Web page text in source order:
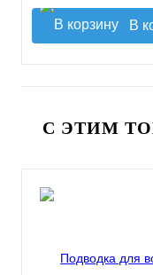
В
С ЭТИМ